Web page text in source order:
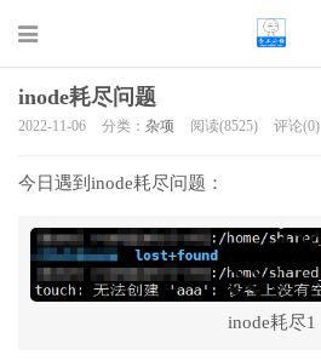
inode耗尽问题
2022-11-06 分类： 杂项 阅读(8525) 评论(0)
今日遇到inode耗尽问题：
inode耗尽1